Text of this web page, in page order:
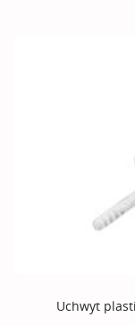
Uchwyt